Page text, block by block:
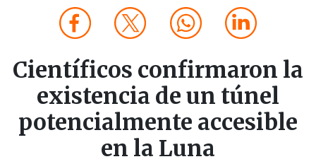
Científicos confirmaron la
existencia de un túnel
potencialmente accesible
en la Luna